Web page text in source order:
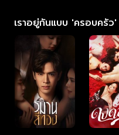
เราอยู่กันแบบ 'ครอบครัว'